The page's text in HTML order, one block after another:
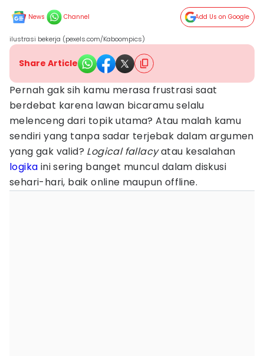
News Channel Add Us on Google
ilustrasi bekerja (pexels.com/Kaboompics)
Share Article
Pernah gak sih kamu merasa frustrasi saat
berdebat karena lawan bicaramu selalu
melenceng dari topik utama? Atau malah kamu
sendiri yang tanpa sadar terjebak dalam argumen
yang gak valid? Logical fallacyatau kesalahan
logika ini sering banget muncul dalam diskusi
sehari-hari, baik online maupun offline.